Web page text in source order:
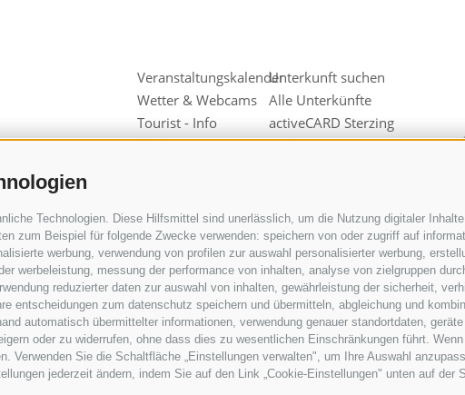
Technologien. Diese Hilfsmittel sind unerlässlich, um die Nutzung digitaler
zum Beispiel für folgende Zwecke verwenden: speichern von oder zugriff auf
werbung, verwendung von profilen zur auswahl personalisierter werbung,
werbeleistung, messung der performance von inhalten, analyse von zielgruppen
reduzierter daten zur auswahl von inhalten, gewährleistung der sicherheit,
entscheidungen zum datenschutz speichern und übermitteln, abgleichung und
automatisch übermittelter informationen, verwendung genauer standortdaten,
oder zu widerrufen, ohne dass dies zu wesentlichen Einschränkungen führt.
Verwenden Sie die Schaltfläche „Einstellungen verwalten", um Ihre Auswahl
jederzeit ändern, indem Sie auf den Link „Cookie-Einstellungen" unten auf
Veranstaltungskalender
Wetter & Webcams
Tourist - Info
Sterzing
Downloads
Videos & Fotos
Unsere
Werbepartner
Gruppen &
Reiseveranstalter
Wipptal
Sensibilisierungskampagne
Unterkunft suchen
Alle Unterkünfte
activeCARD Sterzing
Anreise
Pfitsch
Hotel in Freienfeld
Urlaub auf dem
Bauernhof